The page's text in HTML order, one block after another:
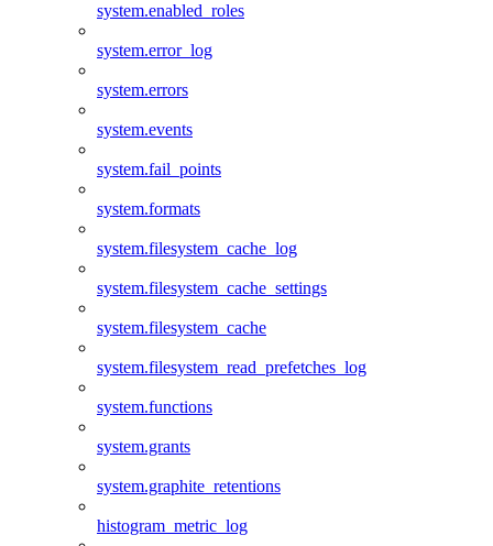
system.enabled_roles
system.error_log
system.errors
system.events
system.fail_points
system.formats
system.filesystem_cache_log
system.filesystem_cache_settings
system.filesystem_cache
system.filesystem_read_prefetches_log
system.functions
system.grants
system.graphite_retentions
histogram_metric_log